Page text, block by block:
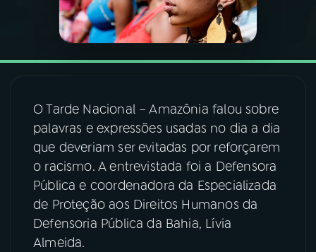
PODCASTS
06VIDEOCASTS
07ÚLTIMAS
FESTIVAL DE MÚSICA
ACOMPANHE A RÁDIO NACIONAL
YouTube
O Tarde Nacional – Amazônia falou sobre
palavras e expressões usadas no dia a dia
que deveriam ser evitadas por reforçarem
o racismo. A entrevistada foi a Defensora
Pública e coordenadora da Especializada
de Proteção aos Direitos Humanos da
Defensoria Pública da Bahia, Lívia
Almeida.